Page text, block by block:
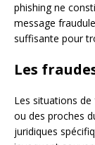
phishing ne
message
suffisante pour
Les
Les situations
ou des proches
juridiques